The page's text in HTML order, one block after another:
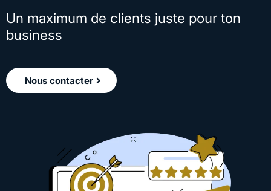
Un maximum de clients juste pour ton
business
Nous contacter